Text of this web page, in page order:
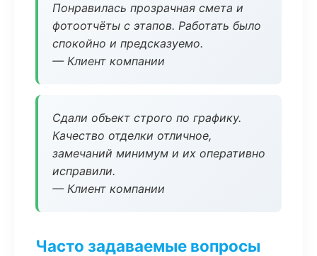
Понравилась прозрачная смета и
фотоотчёты с этапов. Работать было
спокойно и предсказуемо.
— Клиент компании
Сдали объект строго по графику.
Качество отделки отличное,
замечаний минимум и их оперативно
исправили.
— Клиент компании
Часто задаваемые вопросы